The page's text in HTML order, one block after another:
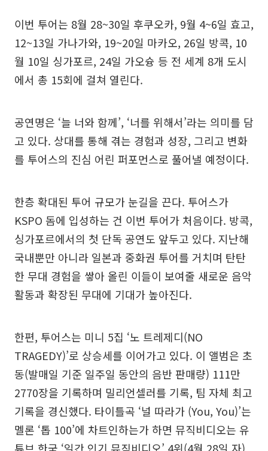
이번 투어는 8월 28~30일 후쿠오카, 9월 4~6일 효고,
12~13일 가나가와, 19~20일 마카오, 26일 방콕, 10
월 10일 싱가포르, 24일 가오슝 등 전 세계 8개 도시
에서 총 15회에 걸쳐 열린다.
공연명은 ‘늘 너와 함께’, ‘너를 위해서’라는 의미를 담
고 있다. 상대를 통해 겪는 경험과 성장, 그리고 변화
를 투어스의 진심 어린 퍼포먼스로 풀어낼 예정이다.
한층 확대된 투어 규모가 눈길을 끈다. 투어스가
KSPO 돔에 입성하는 건 이번 투어가 처음이다. 방콕,
싱가포르에서의 첫 단독 공연도 앞두고 있다. 지난해
국내뿐만 아니라 일본과 중화권 투어를 거치며 탄탄
한 무대 경험을 쌓아 올린 이들이 보여줄 새로운 음악
활동과 확장된 무대에 기대가 높아진다.
한편, 투어스는 미니 5집 ‘노 트레제디(NO
TRAGEDY)’로 상승세를 이어가고 있다. 이 앨범은 초
동(발매일 기준 일주일 동안의 음반 판매량) 111만
2770장을 기록하며 밀리언셀러를 기록, 팀 자체 최고
기록을 경신했다. 타이틀곡 ‘널 따라가 (You, You)’는
멜론 ‘톱 100’에 차트인하는가 하면 뮤직비디오는 유